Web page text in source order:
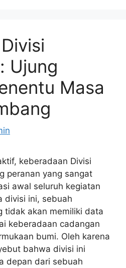
Ujung
Masa
keberadaan Divisi
peranan yang sangat
awal seluruh kegiatan
divisi ini, sebuah
tidak akan memiliki data
keberadaan cadangan
bumi. Oleh karena
bahwa divisi ini
depan dari sebuah